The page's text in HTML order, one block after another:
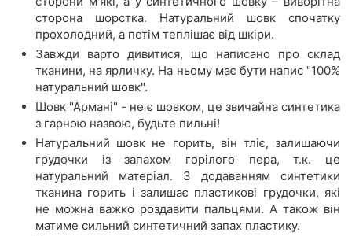
сторона шорстка. Натуральний шовк спочатку
прохолодний, а потім теплішає від шкіри.
Завжди варто дивитися, що написано про склад
тканини, на ярличку. На ньому має бути напис "100%
натуральний шовк".
Шовк "Армані" - не є шовком, це звичайна синтетика
з гарною назвою, будьте пильні!
Натуральний шовк не горить, він тліє, залишаючи
грудочки із запахом горілого пера, т.к. це
натуральний матеріал. З додаванням синтетики
тканина горить і залишає пластикові грудочки, які
не можна важко роздавити пальцями. А також він
матиме сильний синтетичний запах пластику.